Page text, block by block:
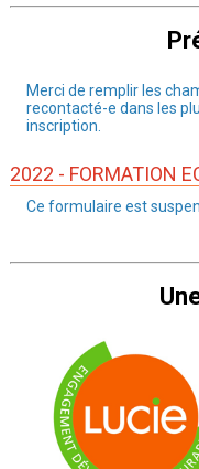
Merci de remplir les
recontacté-e dans les
inscription.
2022 - FORMATION
Ce formulaire est